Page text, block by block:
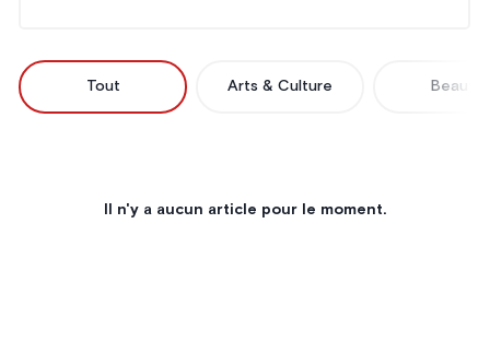
Tout Arts & Culture Beauté
Il n'y a aucun article pour le moment.